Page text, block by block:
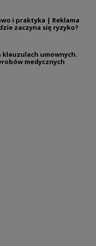
i praktyka | Reklama
zaczyna się ryzyko?
umownych.
medycznych